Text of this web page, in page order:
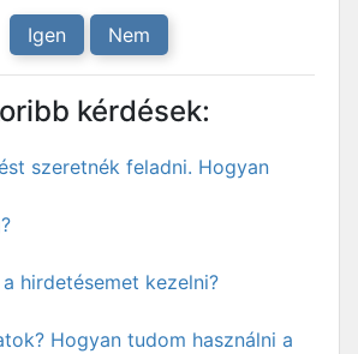
Igen Nem
kérdések:
szeretnék feladni. Hogyan
hirdetésemet kezelni?
Hogyan tudom használni a